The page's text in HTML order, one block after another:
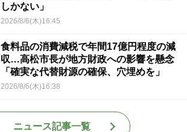
しかない」
2026/8/6(木)16:45
食料品の消費減税で年間17億円程度の減
収…高松市長が地方財政への影響を懸念
「確実な代替財源の確保、穴埋めを」
2026/8/6(木)16:38
ニュース記事一覧